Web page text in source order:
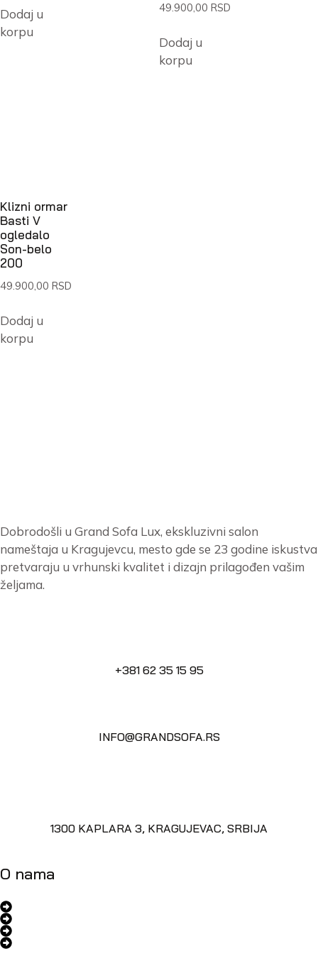
Dodaj u
korpu
49.900,00 RSD
Dodaj u
korpu
Klizni ormar
Basti V
ogledalo
Son-belo
200
49.900,00 RSD
Dodaj u
korpu
Dobrodošli u Grand Sofa Lux, ekskluzivni salon
nameštaja u Kragujevcu, mesto gde se 23 godine iskustva
pretvaraju u vrhunski kvalitet i dizajn prilagođen vašim
željama.
+381 62 35 15 95
INFO@GRANDSOFA.RS
1300 KAPLARA 3, KRAGUJEVAC, SRBIJA
O nama